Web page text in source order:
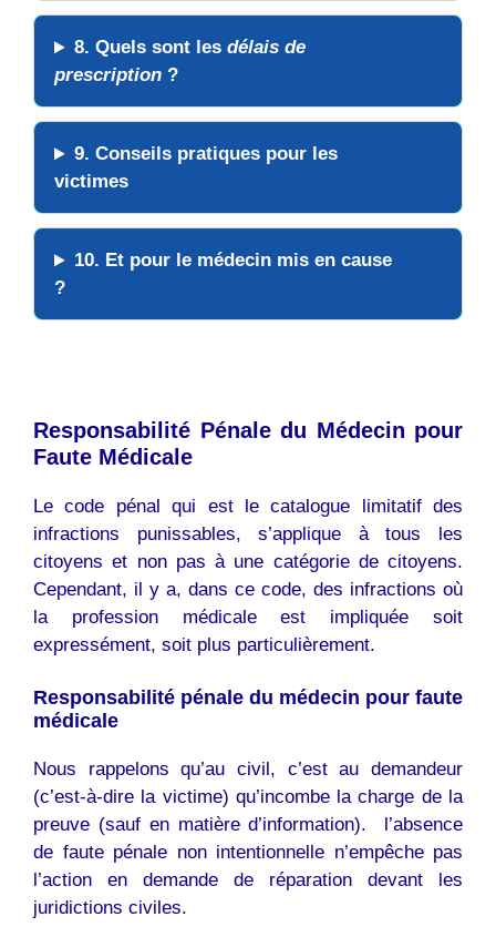
8. Quels sont lesdélais de
prescription ?
9. Conseils pratiques pour les
victimes
10. Et pour le médecin mis en cause
?
Responsabilité Pénale du Médecin pour
Faute Médicale
Le code pénal qui est le catalogue limitatif des
infractions punissables, s’applique à tous les
citoyens et non pas à une catégorie de citoyens.
Cependant, il y a, dans ce code, des infractions où
la profession médicale est impliquée soit
expressément, soit plus particulièrement.
Responsabilité pénale du médecin pour faute
médicale
Nous rappelons qu’au civil, c’est au demandeur
(c’est-à-dire la victime) qu’incombe la charge de la
preuve (sauf en matière d’information).  l’absence
de faute pénale non intentionnelle n’empêche pas
l’action en demande de réparation devant les
juridictions civiles.